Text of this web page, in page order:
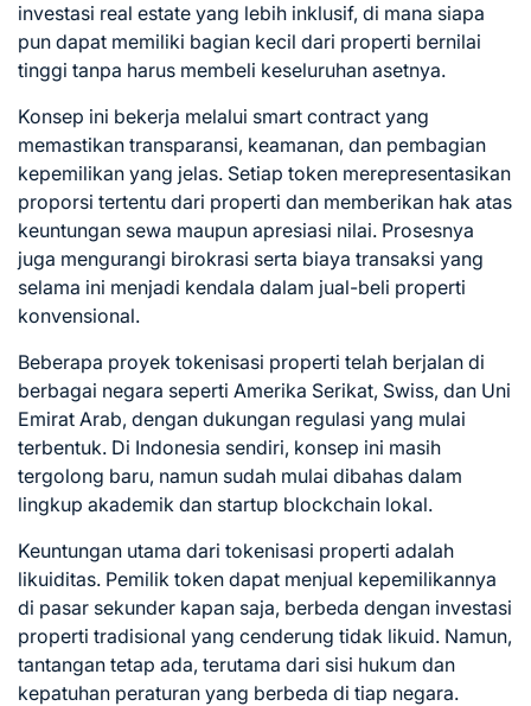
investasi real estate yang lebih inklusif, di mana siapa
pun dapat memiliki bagian kecil dari properti bernilai
tinggi tanpa harus membeli keseluruhan asetnya.
Konsep ini bekerja melalui smart contract yang
memastikan transparansi, keamanan, dan pembagian
kepemilikan yang jelas. Setiap token merepresentasikan
proporsi tertentu dari properti dan memberikan hak atas
keuntungan sewa maupun apresiasi nilai. Prosesnya
juga mengurangi birokrasi serta biaya transaksi yang
selama ini menjadi kendala dalam jual-beli properti
konvensional.
Beberapa proyek tokenisasi properti telah berjalan di
berbagai negara seperti Amerika Serikat, Swiss, dan Uni
Emirat Arab, dengan dukungan regulasi yang mulai
terbentuk. Di Indonesia sendiri, konsep ini masih
tergolong baru, namun sudah mulai dibahas dalam
lingkup akademik dan startup blockchain lokal.
Keuntungan utama dari tokenisasi properti adalah
likuiditas. Pemilik token dapat menjual kepemilikannya
di pasar sekunder kapan saja, berbeda dengan investasi
properti tradisional yang cenderung tidak likuid. Namun,
tantangan tetap ada, terutama dari sisi hukum dan
kepatuhan peraturan yang berbeda di tiap negara.